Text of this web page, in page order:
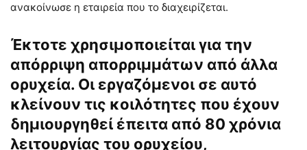
ανακοίνωσε η εταιρεία που το διαχειρίζεται.
Έκτοτε χρησιμοποιείται για την
απόρριψη απορριμμάτων από άλλα
ορυχεία. Οι εργαζόμενοι σε αυτό
κλείνουν τις κοιλότητες που έχουν
δημιουργηθεί έπειτα από 80 χρόνια
λειτουργίας του ορυχείου,